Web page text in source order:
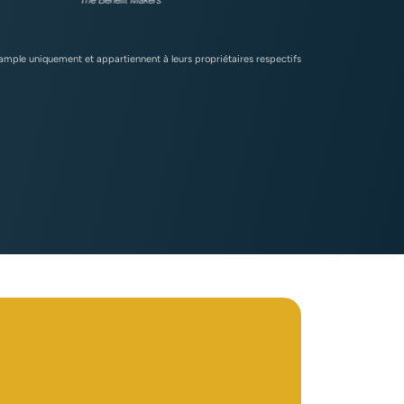
uniquement et appartiennent à leurs propriétaires respectifs